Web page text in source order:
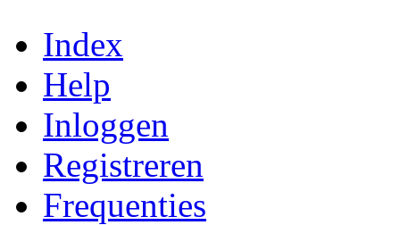
Index
Help
Inloggen
Registreren
Frequenties